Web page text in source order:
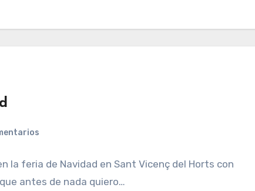
la feria de Navidad en Sant Vicenç del Horts con
antes de nada quiero…